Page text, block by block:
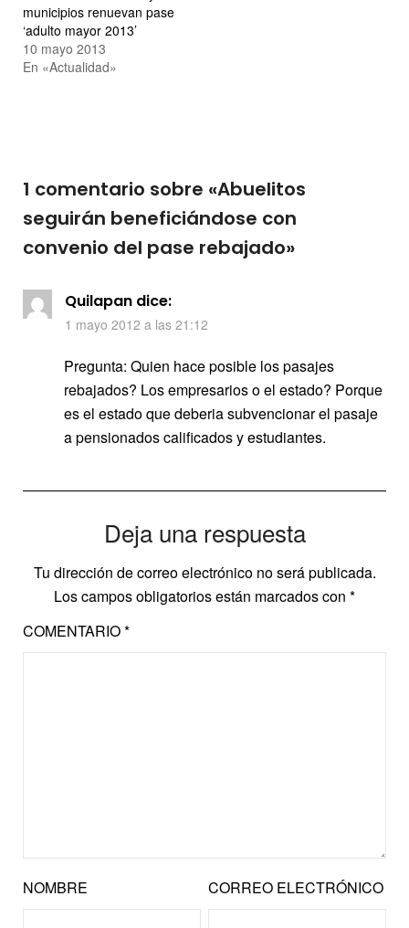
municipios renuevan pase
‘adulto mayor 2013’
10 mayo 2013
En «Actualidad»
1 comentario sobre «Abuelitos
seguirán beneficiándose con
convenio del pase rebajado»
Quilapan dice:
1 mayo 2012 a las 21:12
Pregunta: Quien hace posible los pasajes
rebajados? Los empresarios o el estado? Porque
es el estado que deberia subvencionar el pasaje
a pensionados calificados y estudiantes.
Deja una respuesta
Tu dirección de correo electrónico no será publicada.
Los campos obligatorios están marcados con *
COMENTARIO*
NOMBRE CORREO ELECTRÓNICO